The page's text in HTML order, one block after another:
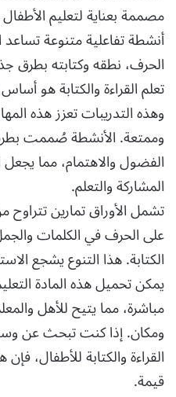
مصممة بعناية لتعليم
أنشطة تفاعلية متنوعة
الحرف، نطقه وكتابته بطرق
تعلم القراءة والكتابة هو
وهذه التدريبات تعزز هذه
وممتعة. الأنشطة صُممت
الفضول والاهتمام، مما
المشاركة والتعلم.
تشمل الأوراق تمارين
على الحرف في الكلمات
الكتابة. هذا التنوع يشجع
مباشرة، مما يتيح للأهل
ومكان. إذا كنت تبحث عن
القراءة والكتابة للأطفال،
قيمة.